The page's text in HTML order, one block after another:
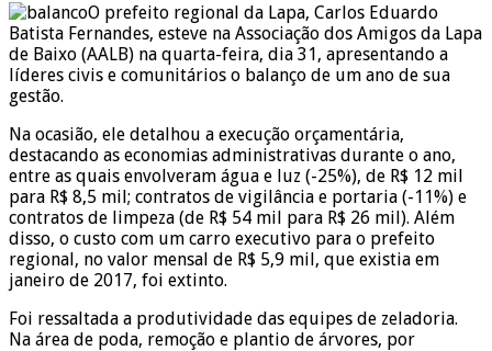
O prefeito regional da Lapa, Carlos Eduardo
Batista Fernandes, esteve na Associação dos Amigos da Lapa
de Baixo (AALB) na quarta-feira, dia 31, apresentando a
líderes civis e comunitários o balanço de um ano de sua
gestão.
Na ocasião, ele detalhou a execução orçamentária,
destacando as economias administrativas durante o ano,
entre as quais envolveram água e luz (-25%), de R$ 12 mil
para R$ 8,5 mil; contratos de vigilância e portaria (-11%) e
contratos de limpeza (de R$ 54 mil para R$ 26 mil). Além
disso, o custo com um carro executivo para o prefeito
regional, no valor mensal de R$ 5,9 mil, que existia em
janeiro de 2017, foi extinto.
Foi ressaltada a produtividade das equipes de zeladoria.
Na área de poda, remoção e plantio de árvores, por